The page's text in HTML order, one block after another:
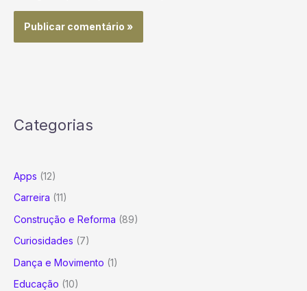
Categorias
Apps (12)
Carreira (11)
Construção e Reforma (89)
Curiosidades (7)
Dança e Movimento (1)
Educação (10)